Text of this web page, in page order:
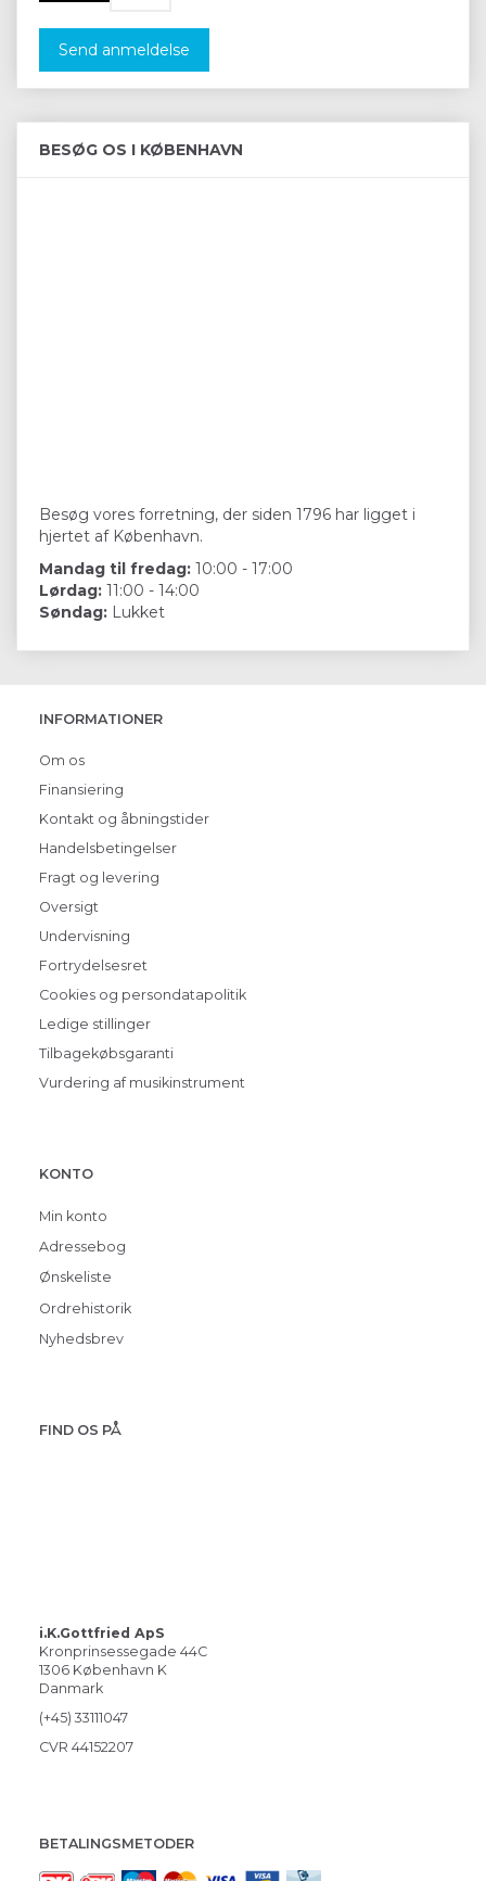
Send anmeldelse
BESØG OS I KØBENHAVN
Besøg vores forretning, der siden 1796 har ligget i
hjertet af København.
Mandag til fredag: 10:00 - 17:00
Lørdag: 11:00 - 14:00
Søndag: Lukket
INFORMATIONER
Om os
Finansiering
Kontakt og åbningstider
Handelsbetingelser
Fragt og levering
Oversigt
Undervisning
Fortrydelsesret
Cookies og persondatapolitik
Ledige stillinger
Tilbagekøbsgaranti
Vurdering af musikinstrument
KONTO
Min konto
Adressebog
Ønskeliste
Ordrehistorik
Nyhedsbrev
FIND OS PÅ
i.K.Gottfried ApS
Kronprinsessegade 44C
1306 København K
Danmark
(+45) 33111047
CVR 44152207
BETALINGSMETODER